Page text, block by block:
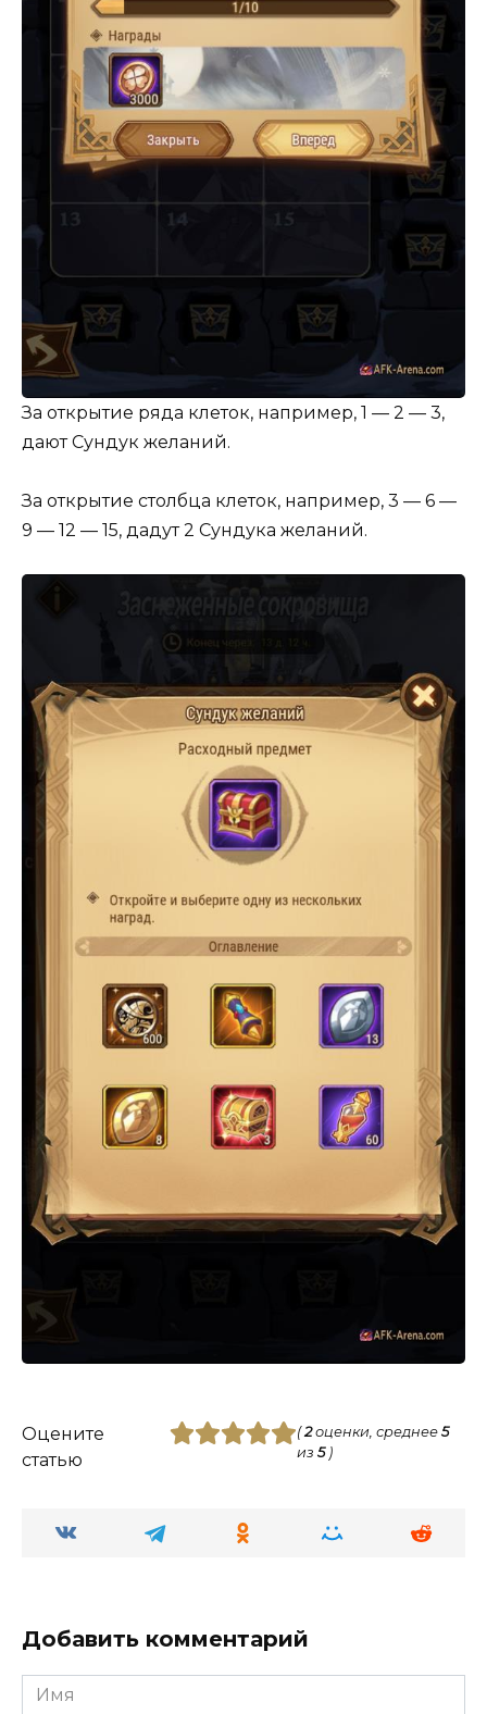
За открытие ряда клеток, например, 1 — 2 — 3,
дают Сундук желаний.
За открытие столбца клеток, например, 3 — 6 —
9 — 12 — 15, дадут 2 Сундука желаний.
Оцените
статью
(2оценки, среднее 5
из 5)
Добавить комментарий
Имя